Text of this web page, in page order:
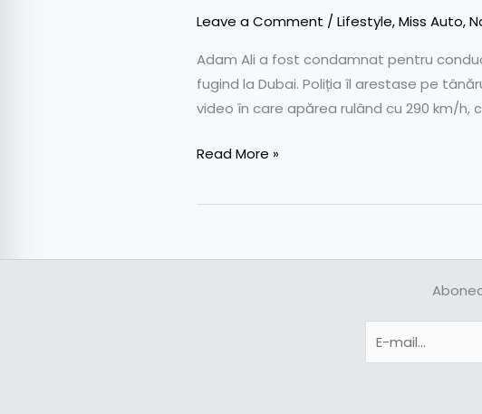
Leave a Comment / Lifestyle,Miss Auto,
Adam Ali a fost condamnat pentru
fugind la Dubai. Poliția îl arestase pe
video în care apărea rulând cu 290 km/h,
Read More »